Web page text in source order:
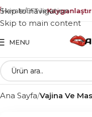
EFT ile
Skip to navigation
Skip to main content
MENU
Ana Sayfa Vajina Ve